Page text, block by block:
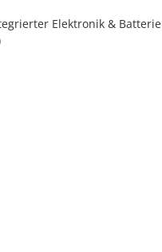
Elektronik & Batterie